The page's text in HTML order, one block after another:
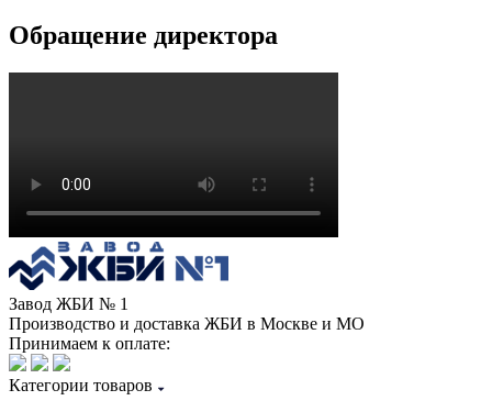
Обращение директора
Завод ЖБИ № 1
Производство и доставка ЖБИ в Москве и МО
Принимаем к оплате:
Категории товаров